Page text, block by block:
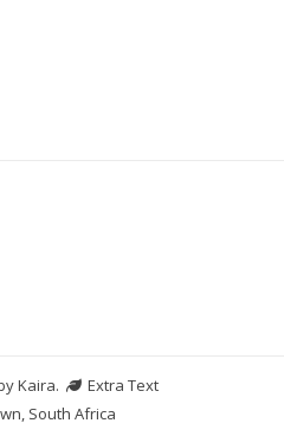
Kaira.
Extra Text
South Africa